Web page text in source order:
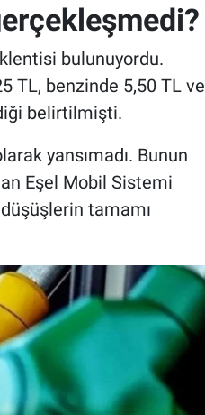
bulunuyordu.
TL, benzinde 5,50 TL ve
belirtilmişti.
yansımadı. Bunun
Eşel Mobil Sistemi
tamamı